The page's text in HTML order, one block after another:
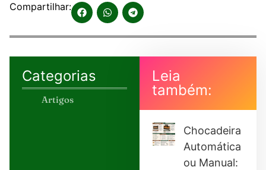
Compartilhar:
Categorias
Artigos
Leia
também:
Chocadeira
Automática
ou Manual: